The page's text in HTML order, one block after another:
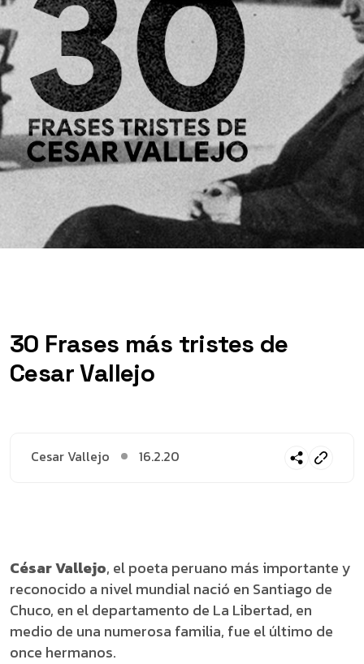
30 Frases más tristes de
Cesar Vallejo
Cesar Vallejo 16.2.20
César Vallejo, el poeta peruano más importante y
reconocido a nivel mundial nació en Santiago de
Chuco, en el departamento de La Libertad, en
medio de una numerosa familia, fue el último de
once hermanos.